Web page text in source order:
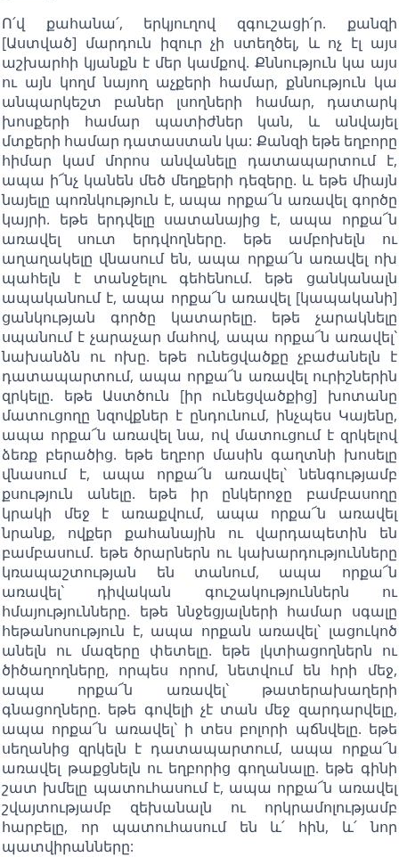
Ո՛վ քահանա՛, երկյուղով զգուշացի՛ր. քանզի
[Աստված] մարդուն իզուր չի ստեղծել, և ոչ էլ այս
աշխարհի կյանքն է մեր կամքով. Քննություն կա այս
ու այն կողմ նայող աչքերի համար, քննություն կա
անպարկեշտ բաներ լսողների համար, դատարկ
խոսքերի համար պատիժներ կան, և անվայել
մտքերի համար դատաստան կա: Քանզի եթե եղբորը
հիմար կամ մորոս անվանելը դատապարտում է,
ապա ի՜նչ կանեն մեծ մեղքերի դեզերը. և եթե միայն
նայելը պոռնկություն է, ապա որքա՜ն առավել գործը
կայրի. եթե երդվելը սատանայից է, ապա որքա՜ն
առավել սուտ երդվողները. եթե ամբոխելն ու
աղաղակելը վնասում են, ապա որքա՜ն առավել ոխ
պահելն է տանջելու գեհենում. եթե ցանկանալն
ապականում է, ապա որքա՜ն առավել [կապականի]
ցանկության գործը կատարելը. եթե չարակնելը
սպանում է չարաչար մահով, ապա որքա՜ն առավել`
նախանձն ու ոխը. եթե ունեցվածքը չբաժանելն է
դատապարտում, ապա որքա՜ն առավել ուրիշներին
զրկելը. եթե Աստծուն [իր ունեցվածքից] խոտանը
մատուցողը նզովքներ է ընդունում, ինչպես Կայենը,
ապա որքա՜ն առավել նա, ով մատուցում է զրկելով
ձեռք բերածից. եթե եղբոր մասին գաղտնի խոսելը
վնասում է, ապա որքա՜ն առավել` նենգությամբ
քսություն անելը. եթե իր ընկերոջը բամբասողը
կրակի մեջ է առաքվում, ապա որքա՜ն առավել
նրանք, ովքեր քահանային ու վարդապետին են
բամբասում. եթե ծրարներն ու կախարդությունները
կռապաշտության են տանում, ապա որքա՜ն
առավել` դիվական գուշակություններն ու
հմայությունները. եթե ննջեցյալների համար սգալը
հեթանոսություն է, ապա որքան առավել` լացուկոծ
անելն ու մազերը փետելը. եթե լկտիացողներն ու
ծիծաղողները, որպես որոմ, նետվում են հրի մեջ,
ապա որքա՜ն առավել` թատերախաղերի
գնացողները. եթե գովելի չէ տան մեջ զարդարվելը,
ապա որքա՜ն առավել` ի տես բոլորի պճնվելը. եթե
սեղանից զրկելն է դատապարտում, ապա որքա՜ն
առավել թաքցնելն ու եղբորից գողանալը. եթե գինի
շատ խմելը պատուհասում է, ապա որքա՜ն առավել
շվայտությամբ զեխանալն ու որկրամոլությամբ
հարբելը, որ պատուհասում են և՛ հին, և՛ նոր
պատվիրանները: